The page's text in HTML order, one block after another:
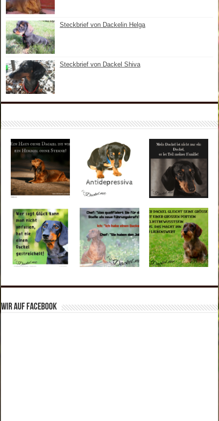
Steckbrief von Dackelin Helga
Steckbrief von Dackel Shiva
Wir auf Facebook